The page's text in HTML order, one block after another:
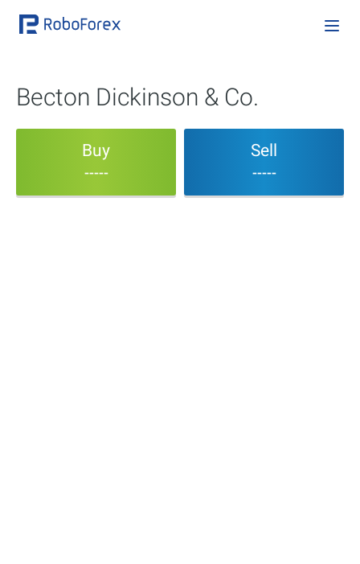
Becton Dickinson & Co.
Buy
-----
Sell
-----